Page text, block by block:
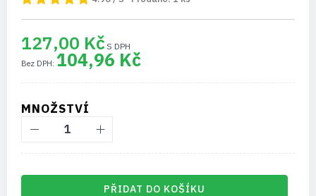
127,00 Kč
104,96 Kč
MNOŽSTVÍ
PŘIDAT DO KOŠÍKU